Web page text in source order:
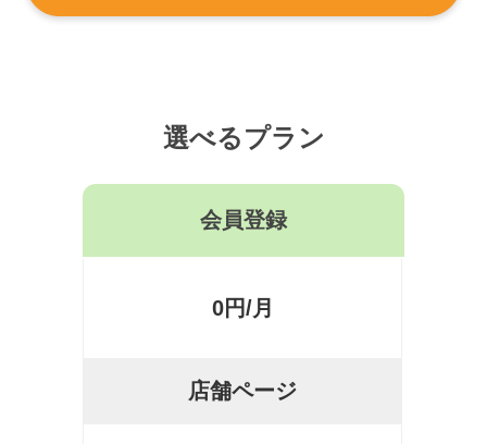
選べるプラン
会員登録
0円/月
店舗ページ